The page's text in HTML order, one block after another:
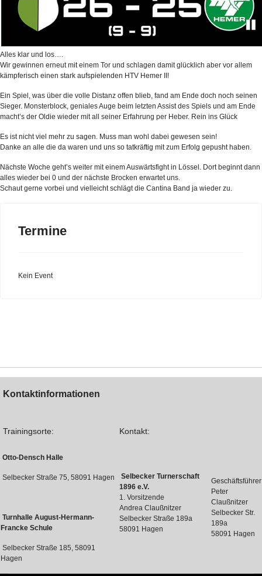
Alles klar und los….
Wir gewinnen erneut mit einem Tor und schlagen damit glücklich aber vor allem
kämpferisch einen stark aufspielenden HTV Hemer II!
Ein Spiel, was über die volle Distanz offen blieb, fand am Ende doch noch seinen
Sieger. Monsterblock, geniales Auge beim letzten Assist des Spiels und am Ende
macht’s der Oldie wieder mit all seiner Erfahrung per Heber. Rein ins Glück
Es ist nicht viel mehr zu sagen. Muss man wohl dabei gewesen sein!
Danke an alle die da waren und uns so tatkräftig mit zum Erfolg gepusht haben.
Nächste Woche geht’s weiter mit einem Auswärtsfight in Lössel. Dort beginnt dann
alles wieder bei 0 und der nächste Brocken erwartet uns.
Schaut gerne vorbei und vielleicht schlägt die Cantina Band ja wieder zu.
Termine
Kein Event
Kontaktinformationen
Trainingsorte: Kontakt:
Otto-Densch Halle
Selbecker Straße 75, 58091 Hagen
Turnhalle August-Hermann-
Francke Schule
Selbecker Straße 185, 58091
Hagen
Selbecker Turnerschaft
1896 e.V.
1. Vorsitzende
Andrea Claußnitzer
Selbecker Straße 189a
58091 Hagen
Geschäftsführer
Peter
Claußnitzer
Selbecker Str.
189a
58091 Hagen